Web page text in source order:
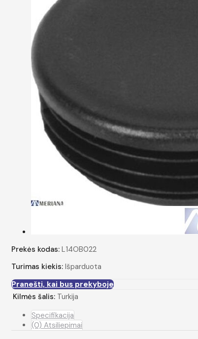
Prekės kodas: L14OB022
Turimas kiekis: Išparduota
Pranešti, kai bus prekyboje
Kilmės šalis: Turkija
Specifikacija
(0) Atsiliepimai